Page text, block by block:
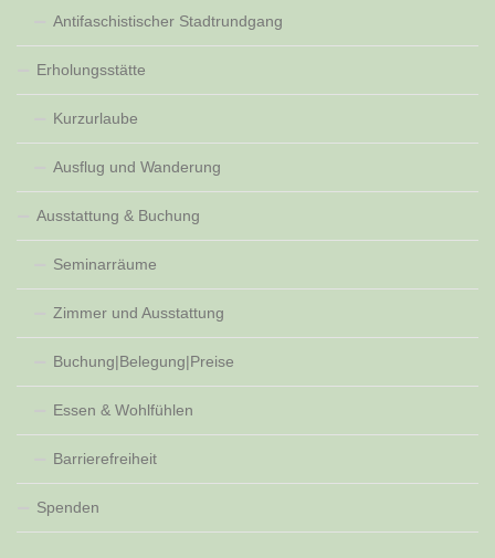
Antifaschistischer Stadtrundgang
Erholungsstätte
Kurzurlaube
Ausflug und Wanderung
Ausstattung & Buchung
Seminarräume
Zimmer und Ausstattung
Buchung|Belegung|Preise
Essen & Wohlfühlen
Barrierefreiheit
Spenden